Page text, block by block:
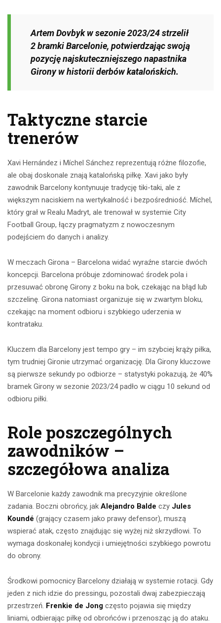
Artem Dovbyk w sezonie 2023/24 strzelił
2 bramki Barcelonie, potwierdzając swoją
pozycję najskuteczniejszego napastnika
Girony w historii derbów katalońskich.
Taktyczne starcie
trenerów
Xavi Hernández i Míchel Sánchez reprezentują różne filozofie,
ale obaj doskonale znają katalońską piłkę. Xavi jako były
zawodnik Barcelony kontynuuje tradycję tiki-taki, ale z
większym naciskiem na wertykalność i bezpośredniość. Míchel,
który grał w Realu Madryt, ale trenował w systemie City
Football Group, łączy pragmatyzm z nowoczesnym
podejściem do danych i analizy.
W meczach Girona – Barcelona widać wyraźne starcie dwóch
koncepcji. Barcelona próbuje zdominować środek pola i
przesuwać obronę Girony z boku na bok, czekając na błąd lub
szczelinę. Girona natomiast organizuje się w zwartym bloku,
czekając na moment odbioru i szybkiego uderzenia w
kontrataku.
Kluczem dla Barcelony jest tempo gry – im szybciej krąży piłka,
tym trudniej Gironie utrzymać organizację. Dla Girony kluczowe
są pierwsze sekundy po odbiorze – statystyki pokazują, że 40%
bramek Girony w sezonie 2023/24 padło w ciągu 10 sekund od
odbioru piłki.
Role poszczególnych
zawodników –
szczegółowa analiza
W Barcelonie każdy zawodnik ma precyzyjnie określone
zadania. Boczni obrońcy, jak Alejandro Balde czy Jules
Koundé (grający czasem jako prawy defensor), muszą
wspierać atak, często znajdując się wyżej niż skrzydłowi. To
wymaga doskonałej kondycji i umiejętności szybkiego powrotu
do obrony.
Środkowi pomocnicy Barcelony działają w systemie rotacji. Gdy
jeden z nich idzie do pressingu, pozostali dwaj zabezpieczają
przestrzeń. Frenkie de Jong często pojawia się między
liniami, odbierając piłkę od obrońców i przenosząc ją do ataku.